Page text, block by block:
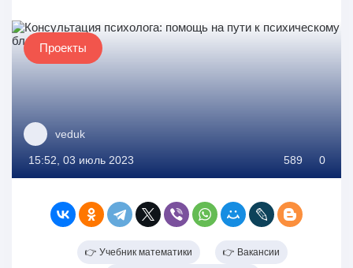
Проекты
veduk
15:52, 03 июль 2023 589 0
👉 Учебник математики 👉 Вакансии